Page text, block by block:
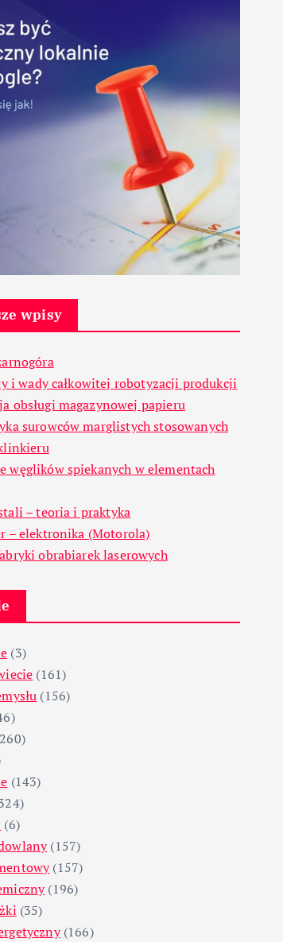
wpisy
i wady całkowitej robotyzacji produkcji
obsługi magazynowej papieru
surowców marglistych stosowanych
węglików spiekanych w elementach
– teoria i praktyka
– elektronika (Motorola)
obrabiarek laserowych
(3)
(161)
(156)
(143)
(6)
(157)
(157)
(196)
(35)
(166)